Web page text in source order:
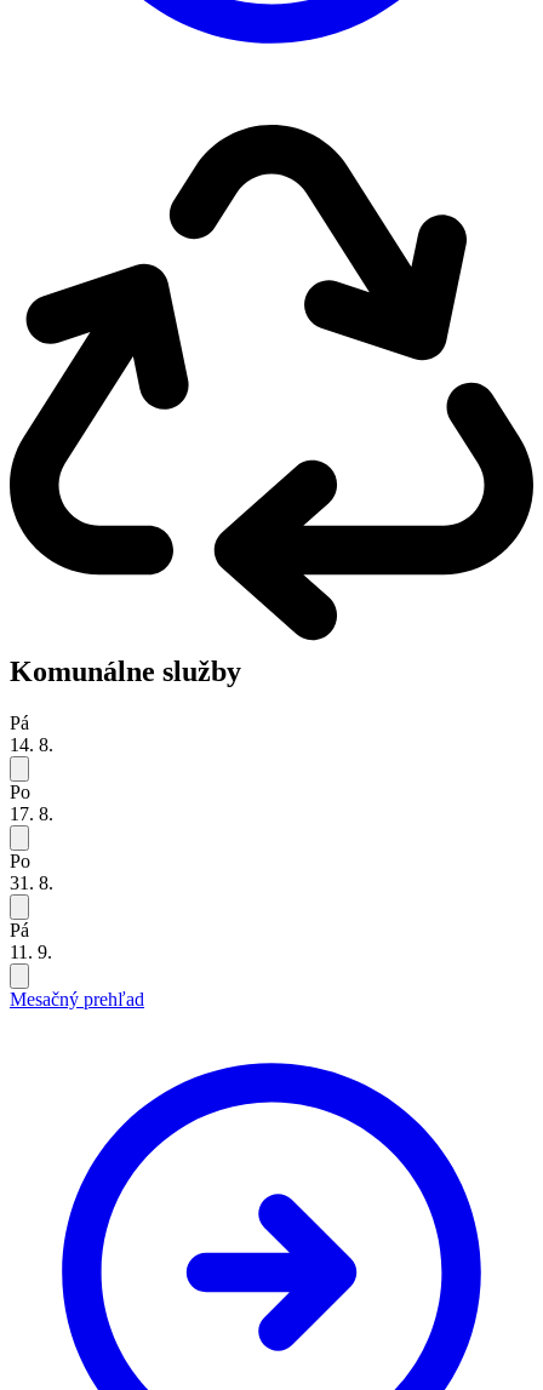
Komunálne služby
Pá
14. 8.
Po
17. 8.
Po
31. 8.
Pá
11. 9.
Mesačný prehľad